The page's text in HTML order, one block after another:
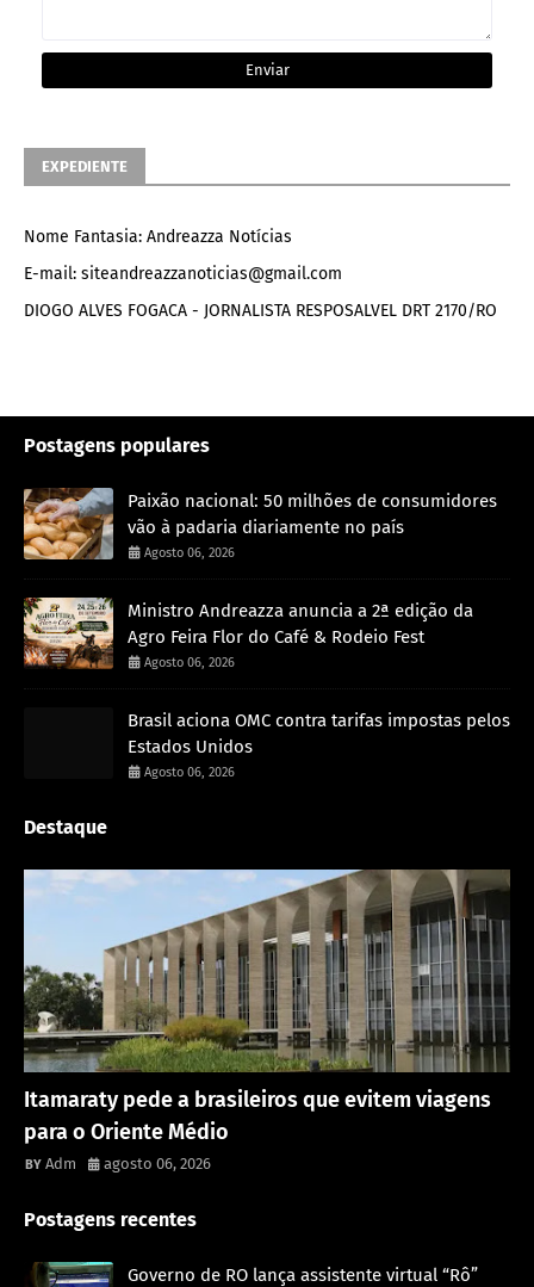
EXPEDIENTE
Nome Fantasia: Andreazza Notícias
E-mail: siteandreazzanoticias@gmail.com
DIOGO ALVES FOGACA - JORNALISTA RESPOSALVEL DRT 2170/RO
Postagens populares
Paixão nacional: 50 milhões de consumidores
vão à padaria diariamente no país
Agosto 06, 2026
Ministro Andreazza anuncia a 2ª edição da
Agro Feira Flor do Café & Rodeio Fest
Agosto 06, 2026
Brasil aciona OMC contra tarifas impostas pelos
Estados Unidos
Agosto 06, 2026
Destaque
Itamaraty pede a brasileiros que evitem viagens
para o Oriente Médio
Adm agosto 06, 2026
Postagens recentes
Governo de RO lança assistente virtual “Rô”